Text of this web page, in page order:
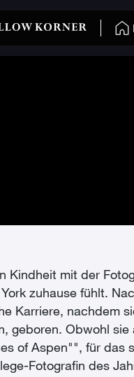
Kindheit mit der
zuhause fühlt.
Karriere, nachdem
geboren. Obwohl
of Aspen"", für
Fotografin des